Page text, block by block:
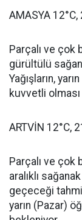
AMASYA 12°C,
Parçalı ve çok
gürültülü
Yağışların,
kuvvetli
ARTVİN 12°C,
Parçalı ve
aralıklı
geçeceği
yarın (Pazar)